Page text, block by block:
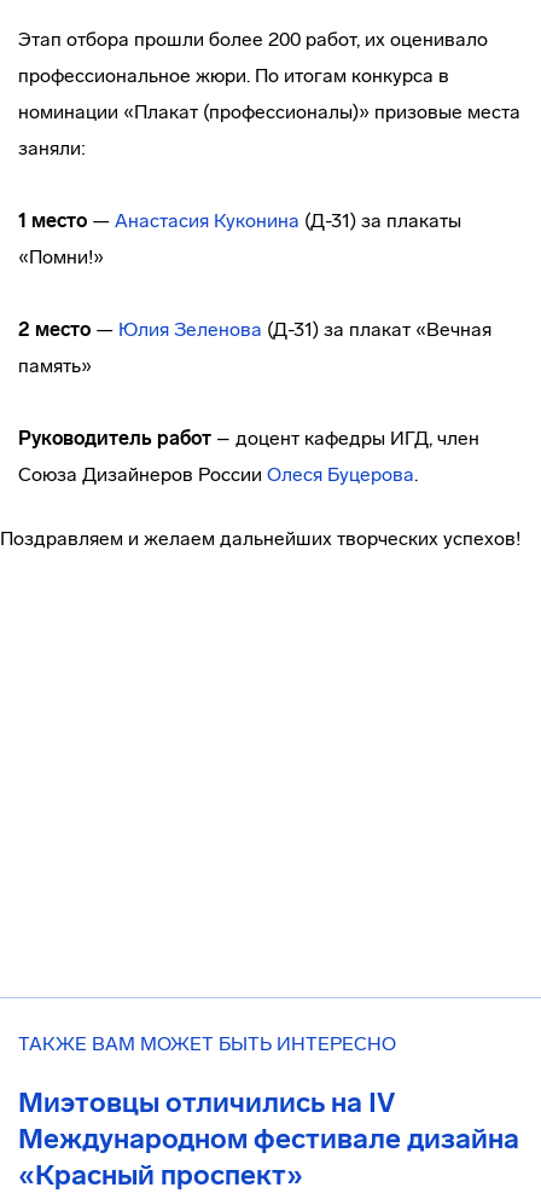
Этап отбора прошли более 200 работ, их оценивало
профессиональное жюри. По итогам конкурса в
номинации «Плакат (профессионалы)» призовые места
заняли:
1 место — Анастасия Куконина (Д-31) за плакаты
«Помни!»
2 место — Юлия Зеленова (Д-31) за плакат «Вечная
память»
Руководитель работ – доцент кафедры ИГД, член
Союза Дизайнеров России Олеся Буцерова.
Поздравляем и желаем дальнейших творческих успехов!
ТАКЖЕ ВАМ МОЖЕТ БЫТЬ ИНТЕРЕСНО
Миэтовцы отличились на IV
Международном фестивале дизайна
«Красный проспект»